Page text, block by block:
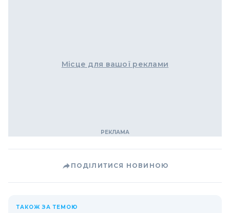
Місце для вашої реклами
ПОДІЛИТИСЯ НОВИНОЮ
ТАКОЖ ЗА ТЕМОЮ